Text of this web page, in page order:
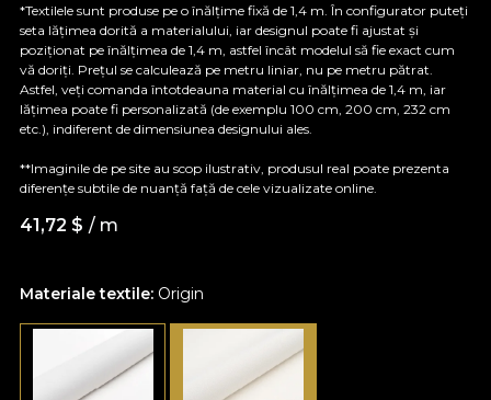
Materiale textile: Origin
*Textilele sunt produse pe o înălțime fixă de 1,4 m. În configurator puteți
seta lățimea dorită a materialului, iar designul poate fi ajustat și
poziționat pe înălțimea de 1,4 m, astfel încât modelul să fie exact cum
vă doriți. Prețul se calculează pe metru liniar, nu pe metru pătrat.
Astfel, veți comanda întotdeauna material cu înălțimea de 1,4 m, iar
lățimea poate fi personalizată (de exemplu 100 cm, 200 cm, 232 cm
etc.), indiferent de dimensiunea designului ales.
**Imaginile de pe site au scop ilustrativ, produsul real poate prezenta
diferențe subtile de nuanță față de cele vizualizate online.
41,72 $ / m